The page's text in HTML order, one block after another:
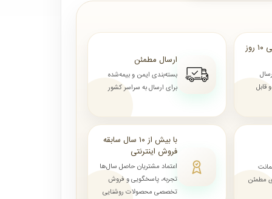
ارسال از ۷ روز الی ۱۰ روز
ارسال مطمئن
بسته‌بندی ایمن و بیمه‌شده
برای ارسال به سراسر کشور
مطمئن
با بیش از ۱۰ سال سابقه
فروش اینترنتی
اعتماد مشتریان حاصل سال‌ها
تجربه، پاسخگویی و فروش
تخصصی محصولات روشنایی